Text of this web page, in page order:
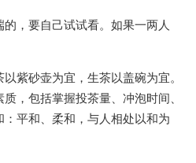
，要自己试试看。如果一两人
紫砂壶为宜，生茶以盖碗为宜。
，包括掌握投茶量、冲泡时间、
平和、柔和，与人相处以和为